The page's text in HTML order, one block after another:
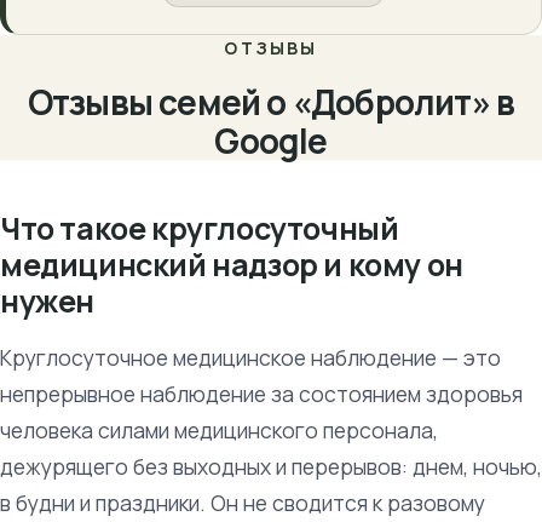
ОТЗЫВЫ
Отзывы семей о «Добролит» в
Google
Что такое круглосуточный
медицинский надзор и кому он
нужен
Круглосуточное медицинское наблюдение — это
непрерывное наблюдение за состоянием здоровья
человека силами медицинского персонала,
дежурящего без выходных и перерывов: днем, ночью,
в будни и праздники. Он не сводится к разовому